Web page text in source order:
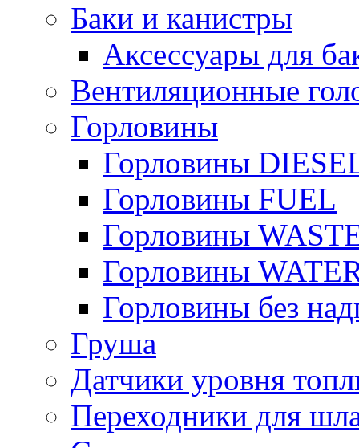
Баки и канистры
Аксессуары для
Вентиляционные
Горловины
Горловины
Горловины FUEL
Горловины
Горловины
Горловины без
Груша
Датчики уровня
Переходники для